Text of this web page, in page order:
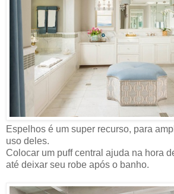
Espelhos é um super recurso, para
uso deles.
Colocar um puff central ajuda na hora
até deixar seu robe após o banho.